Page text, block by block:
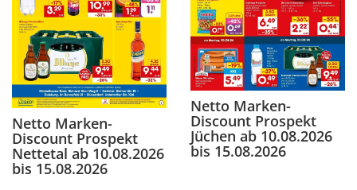
Netto Marken-
Discount Prospekt
Nettetal ab 10.08.2026
bis 15.08.2026
Netto Marken-
Discount Prospekt
Jüchen ab 10.08.2026
bis 15.08.2026